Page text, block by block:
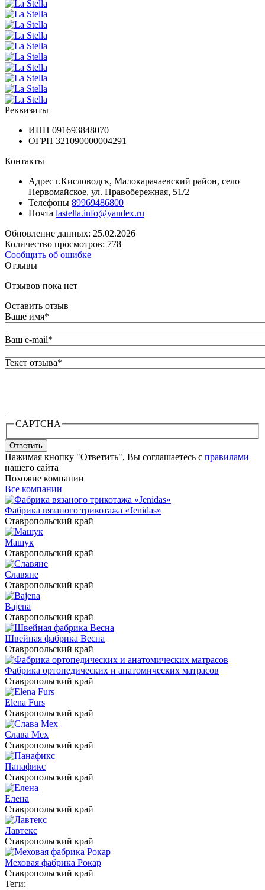
Реквизиты
ИНН 091693848070
ОГРН 321090000004291
Контакты
Адрес г.Кисловодск, Малокарачаевский район, село
Первомайское, ул. Правобережная, 51/2
Телефоны 89969486800
Почта lastella.info@yandex.ru
Обновление данных: 25.02.2026
Количество просмотров: 778
Сообщить об ошибке
Отзывы
Отзывов пока нет
Оставить отзыв
Ваше имя*
Ваш e-mail*
Текст отзыва*
CAPTCHA
Ответить
Нажимая кнопку "Ответить", Вы соглашаетесь с правилами
нашего сайта
Похожие компании
Все компании
Фабрика вязаного трикотажа «Jenidas»
Ставропольский край
Машук
Ставропольский край
Славяне
Ставропольский край
Bajena
Ставропольский край
Швейная фабрика Весна
Ставропольский край
Фабрика ортопедических и анатомических матрасов
Ставропольский край
Elena Furs
Ставропольский край
Слава Мех
Ставропольский край
Панафикс
Ставропольский край
Елена
Ставропольский край
Лавтекс
Ставропольский край
Меховая фабрика Рокар
Ставропольский край
Теги: